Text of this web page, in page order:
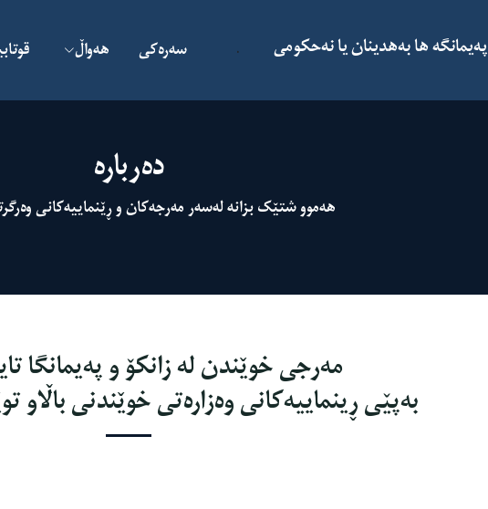
پەیمانگە ها بەهدینان یا نەحکومى . سەرەکی هەواڵ
دەربارە
هەموو شتێک بزانە لەسەر مەرجەکان و ڕێنماییەکانی
مەرجی خوێندن لە زانکۆ و پەیمانگا
بەپێی ڕینماییه‌كانی وەزارەتی خوێندنی باڵاو